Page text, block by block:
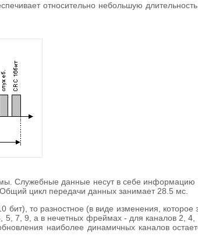
относительно небольшую
Служебные данные несут в себе информацию
цикл передачи данных занимает 28.5 мс.
то разностное (в виде изменения, которое
7, 9, а в нечетных фреймах - для каналов 2,
наиболее динамичных каналов